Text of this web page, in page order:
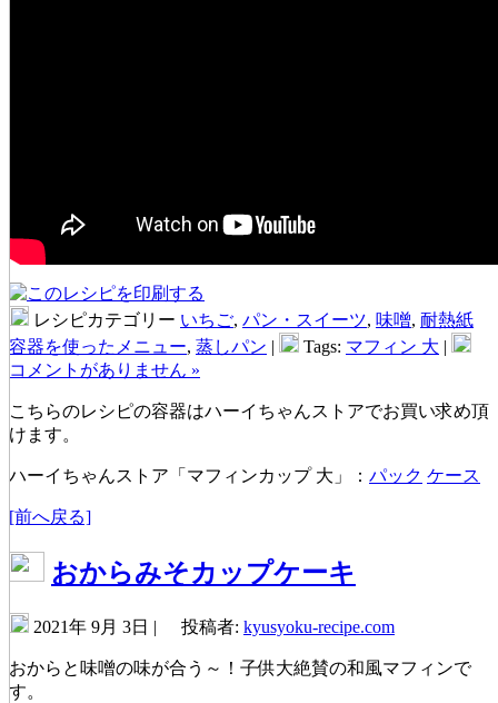
レシピカテゴリー いちご, パン・スイーツ, 味噌, 耐熱紙
容器を使ったメニュー, 蒸しパン | Tags: マフィン 大 |
コメントがありません »
こちらのレシピの容器はハーイちゃんストアでお買い求め頂
けます。
ハーイちゃんストア「マフィンカップ 大」： パック ケース
[前へ戻る]
おからみそカップケーキ
2021年 9月 3日 | 投稿者: kyusyoku-recipe.com
おからと味噌の味が合う～！子供大絶賛の和風マフィンで
す。